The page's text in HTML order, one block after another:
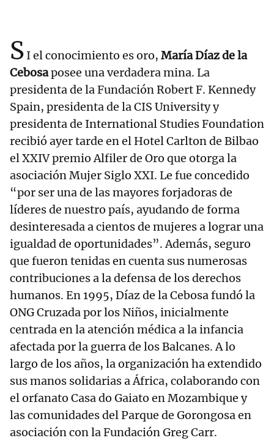
S I el conocimiento es oro, María Díaz de la
Cebosaposee una verdadera mina. La
presidenta de la Fundación Robert F. Kennedy
Spain, presidenta de la CIS University y
presidenta de International Studies Foundation
recibió ayer tarde en el Hotel Carlton de Bilbao
el XXIV premio Alfiler de Oro que otorga la
asociación Mujer Siglo XXI. Le fue concedido
“por ser una de las mayores forjadoras de
líderes de nuestro país, ayudando de forma
desinteresada a cientos de mujeres a lograr una
igualdad de oportunidades”. Además, seguro
que fueron tenidas en cuenta sus numerosas
contribuciones a la defensa de los derechos
humanos. En 1995, Díaz de la Cebosa fundó la
ONG Cruzada por los Niños, inicialmente
centrada en la atención médica a la infancia
afectada por la guerra de los Balcanes. A lo
largo de los años, la organización ha extendido
sus manos solidarias a África, colaborando con
el orfanato Casa do Gaiato en Mozambique y
las comunidades del Parque de Gorongosa en
asociación con la Fundación Greg Carr.